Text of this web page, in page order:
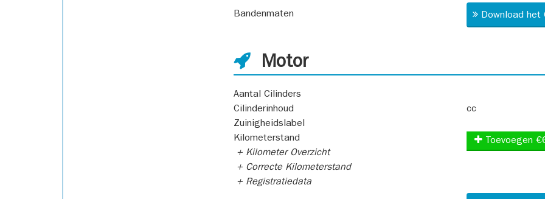
Bandenmaten Download
Motor
Aantal Cilinders
Cilinderinhoud
cc
Zuinigheidslabel
Kilometerstand
+ Kilometer Overzicht
+ Correcte Kilometerstand
+ Registratiedata
Toevoegen